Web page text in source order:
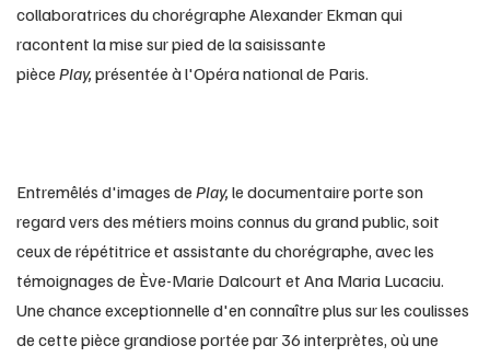
collaboratrices du chorégraphe Alexander Ekman qui
racontent la mise sur pied de la saisissante
pièce Play, présentée à l'Opéra national de Paris.
Entremêlés d'images de Play, le documentaire porte son
regard vers des métiers moins connus du grand public, soit
ceux de répétitrice et assistante du chorégraphe, avec les
témoignages de Ève-Marie Dalcourt et Ana Maria Lucaciu.
Une chance exceptionnelle d'en connaître plus sur les coulisses
de cette pièce grandiose portée par 36 interprètes, où une